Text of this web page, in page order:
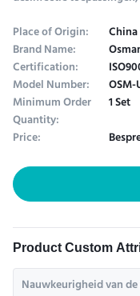
Place of Origin:
China
Brand Name:
Certification:
Model Number:
Minimum Order
Quantity:
1 Set
Price:
Product Custom
Nauwkeurigheid van